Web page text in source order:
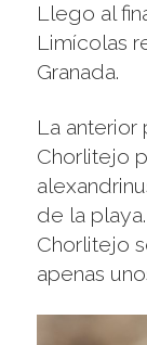
Llego al
Limícolas
Granada.
La anterior
Chorlitejo
de la
Chorlitejo
apenas